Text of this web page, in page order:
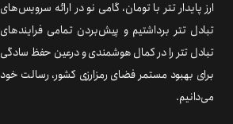
ارز پایدار تتر با تومان، گامی نو در ارائه سرویس‌های
تبادل تتر برداشتیم و پیش‌بردن تمامی فرایندهای
تبادل تتر را در کمال هوشمندی و درعین حفظ سادگی
برای بهبود مستمر فضای رمزارزی کشور، رسالت خود
می‌دانیم.